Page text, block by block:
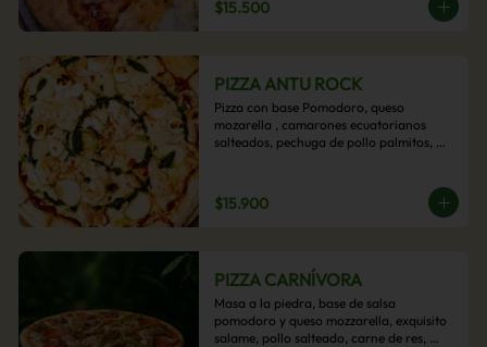
$15.500
PIZZA ANTU ROCK
Pizza con base Pomodoro, queso
mozarella , camarones ecuatorianos
salteados, pechuga de pollo palmitos,
$15.900
PIZZA CARNÍVORA
Masa a la piedra, base de salsa
pomodoro y queso mozzarella, exquisito
salame, pollo salteado, carne de res,